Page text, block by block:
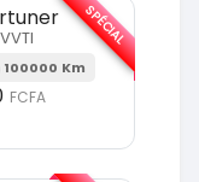
100000 Km
FCFA
SPÉCIAL